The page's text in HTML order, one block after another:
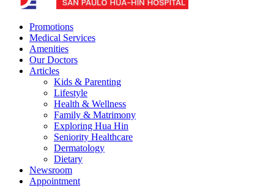
Promotions
Medical Services
Amenities
Our Doctors
Articles
Kids & Parenting
Lifestyle
Health & Wellness
Family & Matrimony
Exploring Hua Hin
Seniority Healthcare
Dermatology
Dietary
Newsroom
Appointment